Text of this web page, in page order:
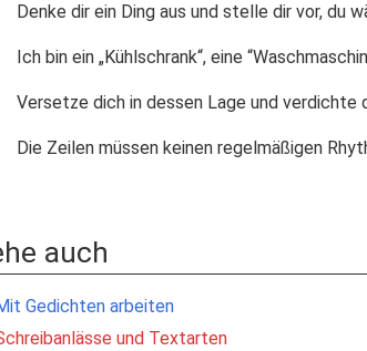
Denke dir ein Ding aus und stelle dir vor, du
Ich bin ein „Kühlschrank“, eine
Versetze dich in dessen Lage und verdichte
Die Zeilen müssen keinen regelmäßigen
auch
Gedichten arbeiten
und Textarten